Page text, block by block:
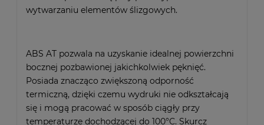
wytwarzaniu elementów ślizgowych.
ABS AT pozwala na uzyskanie idealnej powierzchni
bocznej pozbawionej jakichkolwiek pęknięć.
Posiada znacząco zwiększoną odporność
termiczną, dzięki czemu wydruki nie odkształcają
się i mogą pracować w sposób ciągły przy
temperaturze dochodzącej do 100°C. Skurcz